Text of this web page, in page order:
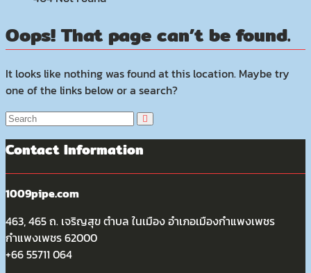
Oops! That page can’t be found.
It looks like nothing was found at this location. Maybe try
one of the links below or a search?
Contact Information
1009pipe.com
463, 465 ถ. เจริญสุข ตำบล ในเมือง อำเภอเมืองกำแพงเพชร
กำแพงเพชร 62000
+66 55711 064